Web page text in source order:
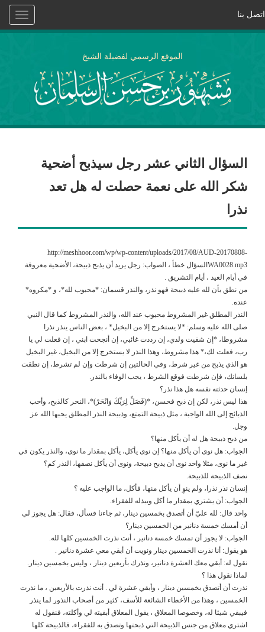
Toggle
اتصل بنا
الموقع الرسمي لفضيلة الشيخ
السؤال الثاني عشر رجل سيذبح أضحية
شكر الله على نعمة حصلت له هل تعد
نذرا
http://meshhoor.com/wp/wp-content/uploads/2017/08/AUD-20170808-
WA0028.mp3السؤال خطأ ، الصواب: رجل يريد أن يذبح ذبيحة، الأضحية معروفة
في أيام العيد ، أيام التشريق .
من نطق بأن لله عليه ذبيحة فهو نذر، والنذر قسمان: *محبوب لله*، و *مكروه*
عنده.
النذر المطلق غير المشروط محبوب عند الله، والنذر المشروط كما قال النبي
صلى الله عليه وسلم: *لا يستخرج إلا من البخيل* ، بعض الناس ينذر نذرا
مشروطا، *إن شفيت ولدي، إن رددت غائبي، إن أنجحت ابني ، إن فعلت لي يا
رب، فعلت لك،* هذا مشروط، وهذا النذر لا يستخرج إلا من البخيل، غير البخيل
هو الذي يذبح من غير شرط، وفي الحالتين إن شرطت وإن لم تشرط، إن نطقت
بلسانك، فإن شرطت فوقع الشرط ، يجب الوفاء بالنذر.
إنسان حدثته نفسه هل هذا نذر؟
هذا ليس نذر، لكن إن ذبح فحسن، *(فَصَلِّ لِرَبِّكَ وَانْحَرْ)*، النحر كالذبح، وأحب
الذبائح إلى الله الواجبة ، مثل ذبيحة التمتع، وذبيحة النذر المطلق يحبها الله عز
وجل.
من ذبح ذبيحة هل له أن يأكل منها؟
الجواب: هل نوى أن يأكل منها؟ إن نوى يأكل، يأكل بمقدار ما نوى، والنذر يكون في
غير ما نوى، مثلا واحد نوى أن يذبح ذبيحة، ونوى أن يأكل نصفها، النذر كم؟
نصف الذبيحة للذبيحة.
إنسان نذر نذرا، ولم ينوِ أن يأكل منها، فأكل، ما الواجب عليه ؟
الجواب: أن يشتري بمقدار ما أكل ويبذله للفقراء.
واحد قال: لله عليّ أن أتصدق بخمسين دينار، ثم جاءنا فسأل، فقال: هل يجوز لي
أن أمسك خمسة دنانير من الخمسين دينار؟
الجواب: لا يجوز أن تمسك خمسة دنانير ، أنت نذرت الخمسين كلها لله.
هو يقول: أنا نذرت الخمسين دينار ونويت أن أبقي معي عشرة دنانير .
نقول له: أبقي معك العشرة دنانير، ونذرك بأربعين دينار ، وليس بخمسين دينار.
لماذا نقول هذا ؟
نذرت أن أتصدق بخمسين دينار ، وأبقي عشرة لي . أنت نذرت بالأربعين ، ما نذرت
الخمسين ، وهذا من الأخطاء الشائعة للأسف، كثير من أصحاب النذور لما ينذر
فيبقي شيئا له، وخصوصا المعلاق ، يقول المعلاق أبقيته لي وأكلته، فنقول له
اشتري معلاق من جنس الذبيحة التي ذبحتها وتصدق به للفقراء، فالذبيحة كلها